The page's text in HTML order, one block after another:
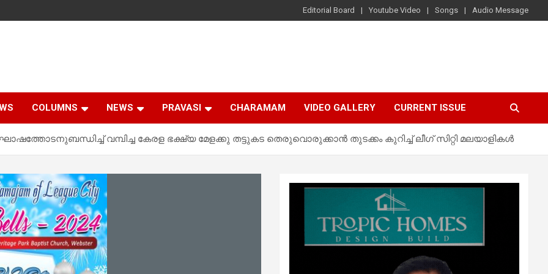
Editorial Board Youtube Video Songs Audio Message
COLUMNS NEWS PRAVASI CHARAMAM VIDEO GALLERY CURRENT ISSUE
വമ്പിച്ച കേരള ഭക്ഷ്യ മേളക്കു തട്ടുകട തെരുവൊരുക്കാൻ തുടക്കം കുറിച്ച് ലീഗ് സിറ്റി മലയാളികൾ